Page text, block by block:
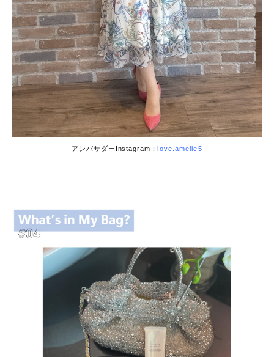
アンバサダーInstagram： love.amelie5